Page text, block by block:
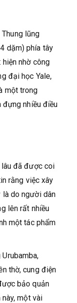
lũng
dặm) phía tây
nhờ công
đại học Yale,
một trong
đựng nhiều điều
lâu đã được coi
rằng việc xây
là do người dân
lên rất nhiều
một tác phẩm
thờ, cung điện
bảo quản
một vài